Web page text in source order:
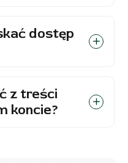
dostęp
z treści
koncie?